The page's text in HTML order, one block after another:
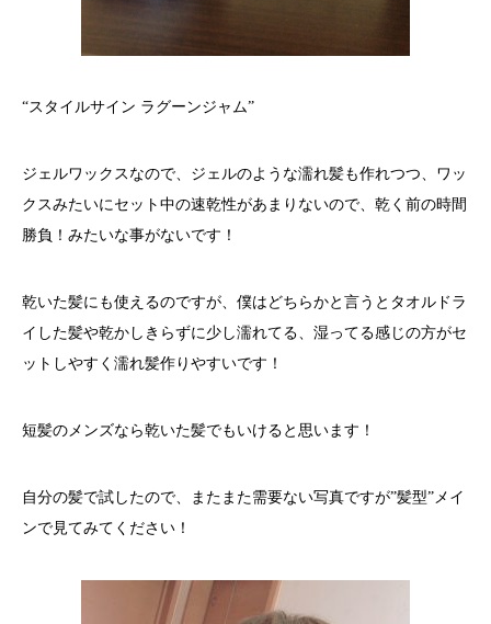
“スタイルサイン ラグーンジャム”
ジェルワックスなので、ジェルのような濡れ髪も作れつつ、ワッ
クスみたいにセット中の速乾性があまりないので、乾く前の時間
勝負！みたいな事がないです！
乾いた髪にも使えるのですが、僕はどちらかと言うとタオルドラ
イした髪や乾かしきらずに少し濡れてる、湿ってる感じの方がセ
ットしやすく濡れ髪作りやすいです！
短髪のメンズなら乾いた髪でもいけると思います！
自分の髪で試したので、またまた需要ない写真ですが”髪型”メイ
ンで見てみてください！